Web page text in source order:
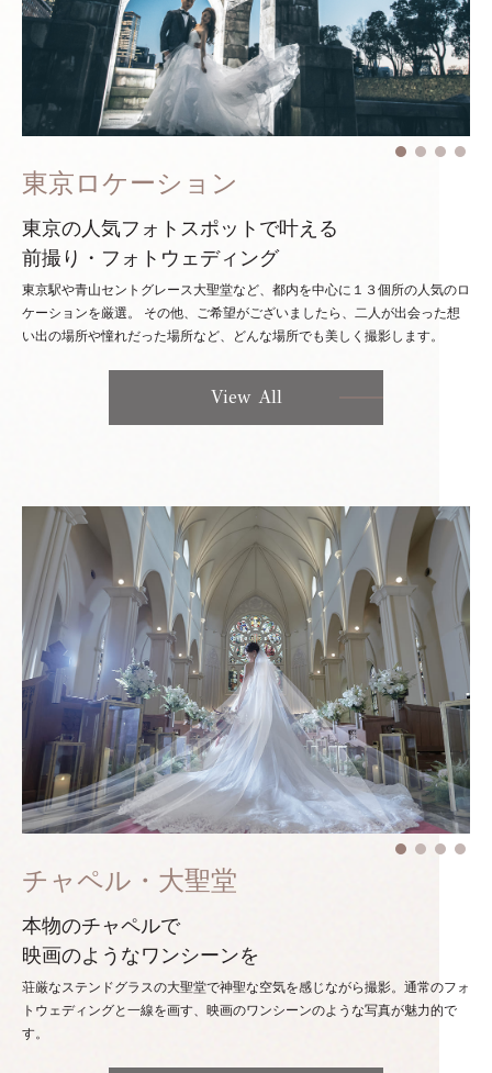
東京ロケーション
東京の人気フォトスポットで叶える
前撮り・フォトウェディング
東京駅や青山セントグレース大聖堂など、都内を中心に１３個所の人気のロ
ケーションを厳選。 その他、ご希望がございましたら、二人が出会った想
い出の場所や憧れだった場所など、どんな場所でも美しく撮影します。
View All
チャペル・大聖堂
本物のチャペルで
映画のようなワンシーンを
荘厳なステンドグラスの大聖堂で神聖な空気を感じながら撮影。通常のフォ
トウェディングと一線を画す、映画のワンシーンのような写真が魅力的で
す。